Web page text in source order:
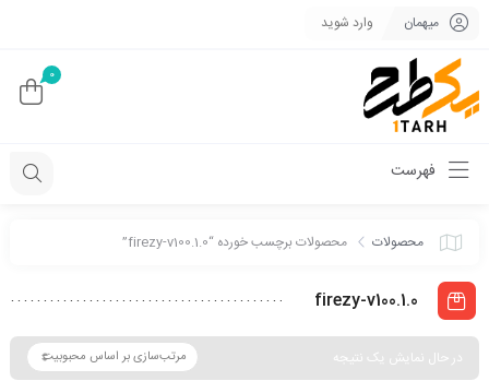
میهمان وارد شوید
0
فهرست
محصولات محصولات برچسب خورده “firezy-v100.1.0”
firezy-v100.1.0
در حال نمایش یک نتیجه